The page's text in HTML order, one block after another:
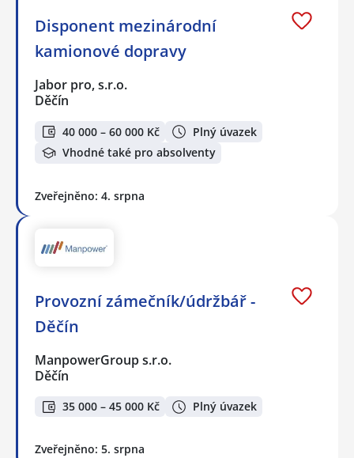
Disponent mezinárodní
kamionové dopravy
Jabor pro, s.r.o.
Děčín
40 000 – 60 000 Kč
Plný úvazek
Vhodné také pro absolventy
Zveřejněno: 4. srpna
Provozní zámečník/údržbář -
Děčín
ManpowerGroup s.r.o.
Děčín
35 000 – 45 000 Kč Plný úvazek
Zveřejněno: 5. srpna